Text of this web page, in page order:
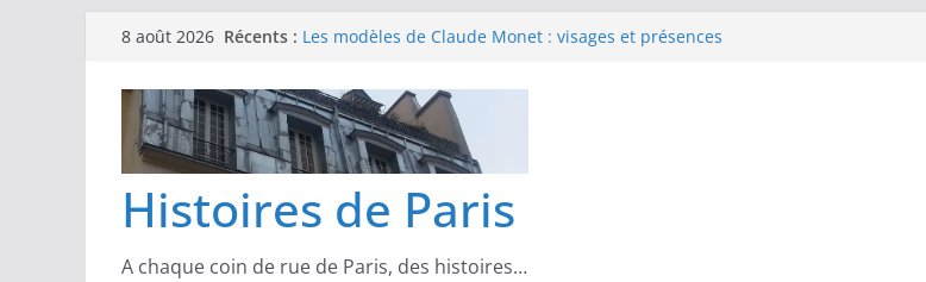
Passer
contenu
8 août 2026 Récents : Les modèles de Claude Monet : visages et présences
confidences de la Belle Époque
Les modèles de Pierre‑Auguste Renoir : visages, corps et
complicités au cœur de l’impressionnisme
Les modèles de Degas : danseuses, travailleuses et visages
d’un Paris moderne
Les modèles de Manet : entre intimité, modernité et
Histoires de Paris
A chaque coin de rue de Paris, des histoires…